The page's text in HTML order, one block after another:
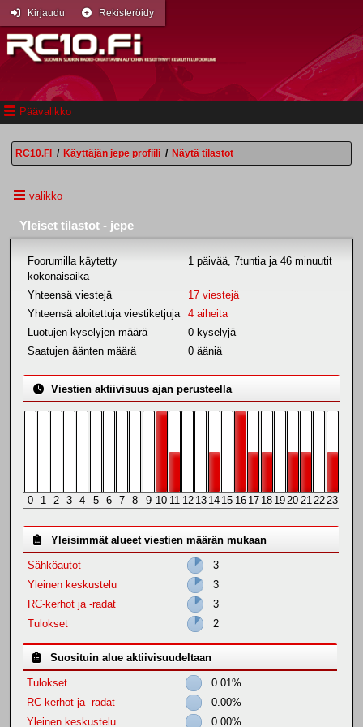
Päävalikko
Kirjaudu Rekisteröidy
RC10.FI / Käyttäjän jepe profiili / Näytä tilastot
valikko
Yleiset tilastot - jepe
Foorumilla käytetty
kokonaisaika
1 päivää, 7tuntia ja 46 minuutit
Yhteensä viestejä
17 viestejä
Yhteensä aloitettuja viestiketjuja
4 aiheita
Luotujen kyselyjen määrä
0 kyselyjä
Saatujen äänten määrä
0 ääniä
Viestien aktiivisuus ajan perusteella
0 1 2 3 4 5 6 7 8 9 10 11 12 13 14 15 16 17 18 1920 212223
Yleisimmät alueet viestien määrän mukaan
Sähköautot
3
Yleinen keskustelu
3
RC-kerhot ja -radat
3
Tulokset
2
Suosituin alue aktiivisuudeltaan
Tulokset
0.01%
RC-kerhot ja -radat
0.00%
Yleinen keskustelu
0.00%